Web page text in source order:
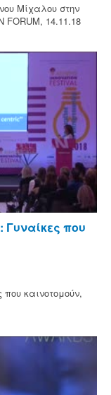
Μίχαλου στην
FORUM, 14.11.18
Γυναίκες που
που καινοτομούν,